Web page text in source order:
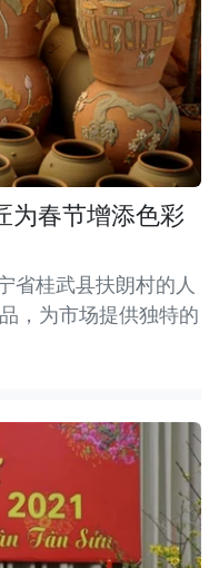
为春节增添色彩
省桂武县扶朗村的人
，为市场提供独特的